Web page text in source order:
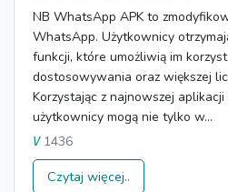
NB WhatsApp APK to
WhatsApp. Użytkownicy
funkcji, które umożliwią im
dostosowywania oraz większej
Korzystając z najnowszej
użytkownicy mogą nie tylko w...
V1436
Czytaj więcej..